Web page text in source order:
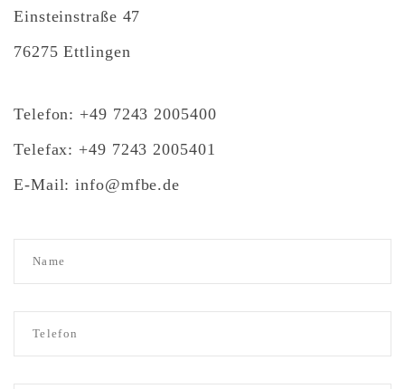
Einsteinstraße 47
76275 Ettlingen
Telefon: +49 7243 2005400
Telefax: +49 7243 2005401
E-Mail: info@mfbe.de